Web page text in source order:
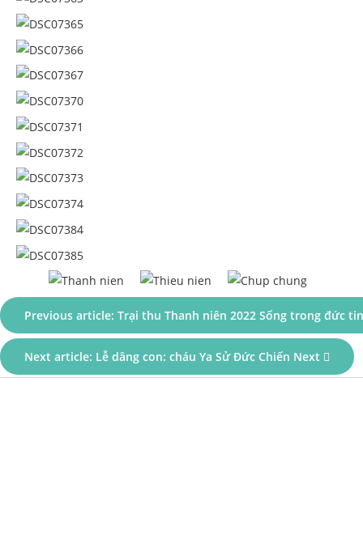
Previous article: Trại thu Thanh niên 2022 Sống trong đức
Next article: Lễ dâng con: cháu Ya Sử Đức Chiến Next